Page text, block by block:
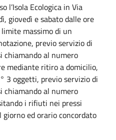
l’Isola Ecologica in Via
giovedì e sabato dalle ore
massimo di un
previo servizio di
chiamando al numero
mediante ritiro a domicilio,
3 oggetti, previo servizio di
chiamando al numero
i rifiuti nei pressi
ed orario concordato